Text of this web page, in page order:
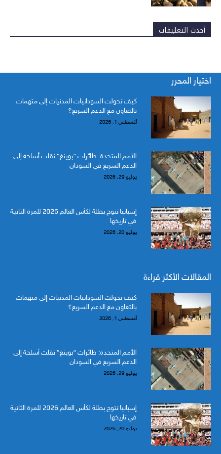
أحدث التعليقات
اختيار المحرر
كيف تحولت السودانيات المدنيات إلى متهمات
بالتعاون مع الدعم السريع؟
أغسطس 1, 2026
الأمم المتحدة: طائرات “بوينغ” نقلت أسلحة إلى
الدعم السريع في السودان
يوليو 29, 2026
إسبانيا تتوج بطلة لكأس العالم 2026 للمرة الثانية
في تاريخها
يوليو 20, 2026
المقالات الأكثر قراءة
كيف تحولت السودانيات المدنيات إلى متهمات
بالتعاون مع الدعم السريع؟
أغسطس 1, 2026
الأمم المتحدة: طائرات “بوينغ” نقلت أسلحة إلى
الدعم السريع في السودان
يوليو 29, 2026
إسبانيا تتوج بطلة لكأس العالم 2026 للمرة الثانية
في تاريخها
يوليو 20, 2026